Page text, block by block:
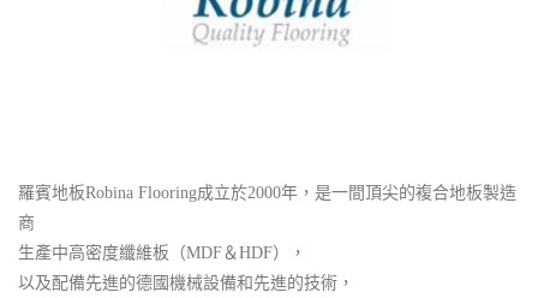
羅賓地板Robina Flooring成立於2000年，是一間頂尖的複合地板製造
商
生產中高密度纖維板（MDF＆HDF），
以及配備先進的德國機械設備和先進的技術，